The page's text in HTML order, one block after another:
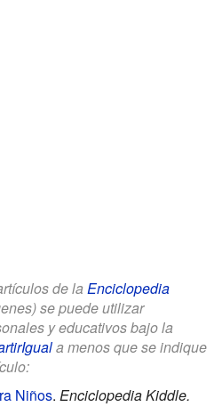
de la Enciclopedia
se puede utilizar
y educativos bajo la
a menos que se indique
Niños. Enciclopedia Kiddle.